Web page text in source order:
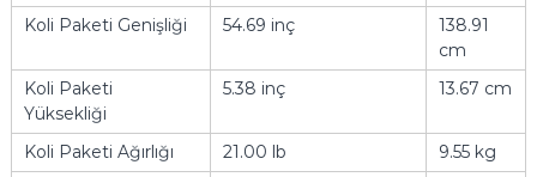
Koli Paketi Genişliği
54.69 inç
138.91
cm
Koli Paketi
Yüksekliği
5.38 inç 13.67 cm
Koli Paketi Ağırlığı 21.00 lb
9.55 kg